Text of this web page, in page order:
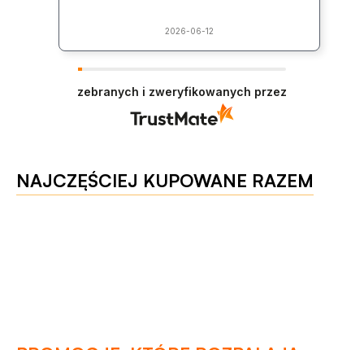
2026-06-12
zebranych i zweryfikowanych przez
NAJCZĘŚCIEJ KUPOWANE RAZEM